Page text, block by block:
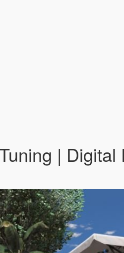
| Digital